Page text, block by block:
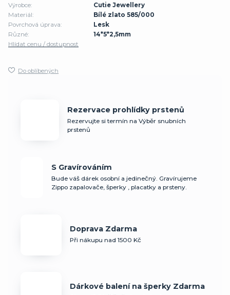
Výrobce:
Cutie Jewellery
Materiál:
Bílé zlato 585/000
Povrchová úprava:
Lesk
Různé:
14*5*2,5mm
Hlídat cenu / dostupnost
Do oblíbených
Rezervace prohlídky prstenů
Rezervujte si termín na Výběr snubních
prstenů
S Gravírováním
Bude váš dárek osobní a jedinečný. Gravírujeme
Zippo zapalovače, šperky , placatky a prsteny.
Doprava Zdarma
Při nákupu nad 1500 Kč
Dárkové balení na šperky Zdarma